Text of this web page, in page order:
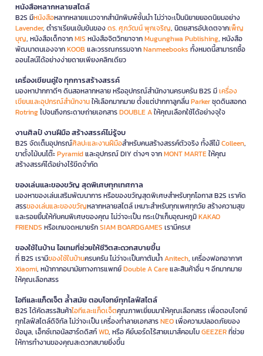
หนังสือหลากหลายสไตล์
B2S มีหนังสือหลากหลายแนวจากสำนักพิมพ์ชั้นนำ ไม่ว่าจะเป็นนิยายยอดนิยมอย่าง
Lavender, ตำราเรียนเข้มข้นของดร. ศุภวัฒน์ พุกเจริญ, นิตยสารอัปเดตจากเพ็ญ
บุญ, หนังสือเด็กจากMIS หนังสือจิตวิทยาจากMugunghwa Publishing, หนังสือ
พัฒนาตนเองจากKOOB และวรรณกรรมจากNanmeebooks ทั้งหมดนี้สามารถซื้อ
ออนไลน์ได้อย่างง่ายดายเพียงคลิกเดียว
เครื่องเขียนคู่ใจ ทุกการสร้างสรรค์
มองหาปากกาดีๆ ดินสอหลากหลาย หรืออุปกรณ์สำนักงานครบครัน B2S มีเครื่อง
เขียนและอุปกรณ์สำนักงานให้เลือกมากมาย ตั้งแต่ปากกาลูกลื่นParkerชุดดินสอกด
Rotringไปจนถึงกระดาษถ่ายเอกสารDOUBLE Aให้คุณเลือกใช้ได้อย่างจุใจ
งานศิลป์ งานฝีมือ สร้างสรรค์ไม่รู้จบ
B2S จัดเต็มอุปกรณ์ศิลปะและงานฝีมือสำหรับคนสร้างสรรค์ตัวจริง ทั้งสีไม้Colleen,
ขาตั้งไม้บนโต๊ะPyramidและอุปกรณ์ DIY ต่างๆ จากMONT MARTEให้คุณ
สร้างสรรค์ได้อย่างไร้ขีดจำกัด
ของเล่นและของขวัญ สุดพิเศษทุกเทศกาล
มองหาของเล่นเสริมพัฒนาการ หรือของขวัญสุดพิเศษสำหรับทุกโอกาส B2S เราคัด
สรรของเล่นและของขวัญหลากหลายสไตล์ เหมาะสำหรับทุกเพศทุกวัย สร้างความสุข
และรอยยิ้มให้กับคนพิเศษของคุณ ไม่ว่าจะเป็น กระเป๋าเก็บอุณหภูมิKAKAO
FRIENDS หรือเกมจดหมายรักSIAM BOARDGAMES เรามีครบ!
ของใช้ในบ้าน ไอเทมที่ช่วยให้ชีวิตสะดวกสบายขึ้น
ที่ B2S เรามีของใช้ในบ้านครบครัน ไม่ว่าจะเป็นกาต้มน้ำAnitech, เครื่องฟอกอากาศ
Xiaomi, หน้ากากอนามัยทางการแพทย์Double A Careและสินค้าอื่น ๆ อีกมากมาย
ให้คุณเลือกสรร
ไอทีและแก็ดเจ็ต ล้ำสมัย ตอบโจทย์ทุกไลฟ์สไตล์
B2S ได้คัดสรรสินค้าไอทีและแก็ดเจ็ตคุณภาพเยี่ยมมาให้คุณเลือกสรร เพื่อตอบโจทย์
ทุกไลฟ์สไตล์ดิจิทัล ไม่ว่าจะเป็น เครื่องทำลายเอกสารNEOเพื่อความปลอดภัยของ
ข้อมูล, เอ็กซ์เทอนัลฮาร์ดดิสก์WD, หรือ คีย์บอร์ดไร้สายเมาส์คอมโบGEEZERที่ช่วย
ให้การทำงานของคุณสะดวกสบายยิ่งขึ้น